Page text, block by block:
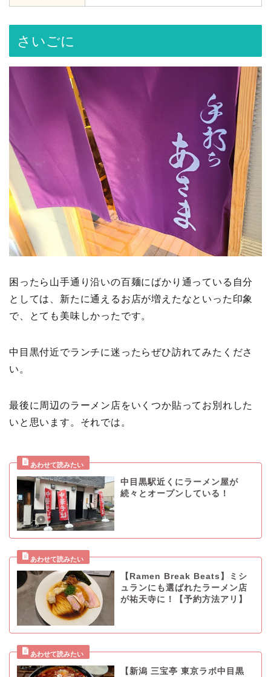
さいごに
困ったら山手通り沿いの百麺にばかり通っている自分
としては、新たに通えるお店が増えたなといった印象
で、とても美味しかったです。
中目黒付近でランチに迷ったらぜひ訪れてみたくださ
い。
最後に周辺のラーメン店をいくつか貼ってお別れした
いと思います。それでは。
中目黒駅近くにラーメン屋が
続々とオープンしている！
【Ramen Break Beats】ミシ
ュランにも選ばれたラーメン店
が祐天寺に！【予約方法アリ】
【新潟 三宝亭 東京ラボ中目黒